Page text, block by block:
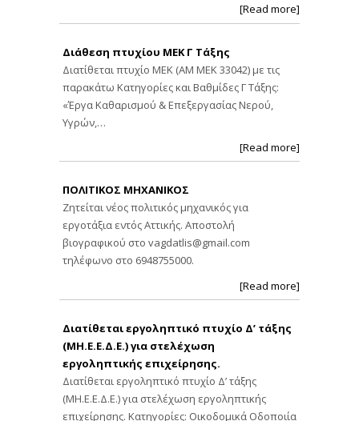
[Read more]
Διάθεση πτυχίου ΜΕΚ Γ Τάξης
Διατίθεται πτυχίο ΜΕΚ (ΑΜ ΜΕΚ 33042) με τις
παρακάτω Κατηγορίες και Βαθμίδες Γ Τάξης:
«Έργα Καθαρισμού & Επεξεργασίας Νερού,
Υγρών,…
[Read more]
ΠΟΛΙΤΙΚΟΣ ΜΗΧΑΝΙΚΟΣ
Ζητείται νέος πολιτικός μηχανικός για
εργοτάξια εντός Αττικής. Αποστολή
βιογραφικού στο vagdatlis@gmail.com
τηλέφωνο στο 6948755000.
[Read more]
Διατίθεται εργοληπτικό πτυχίο Δ’ τάξης
(ΜΗ.Ε.Ε.Δ.Ε.) για στελέχωση
εργοληπτικής επιχείρησης.
Διατίθεται εργοληπτικό πτυχίο Δ’ τάξης
(ΜΗ.Ε.Ε.Δ.Ε.) για στελέχωση εργοληπτικής
επιχείρησης. Κατηγορίες: Οικοδομικά Οδοποιία